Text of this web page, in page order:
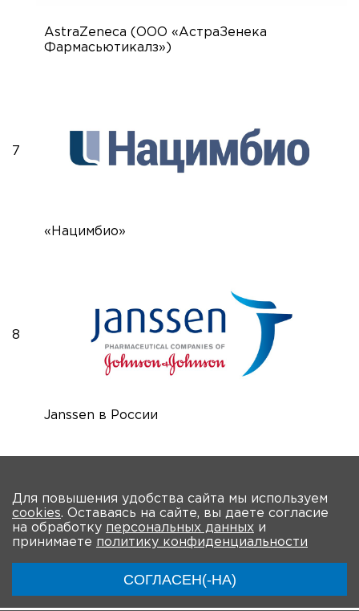
AstraZeneca (ООО «АстраЗенека
Фармасьютикалз»)
7
«Нацимбио»
8
Janssen в России
Для повышения удобства сайта мы используем
cookies. Оставаясь на сайте, вы даете согласие
на обработку персональных данных и
принимаете политику конфиденциальности
СОГЛАСЕН(-НА)
О Форуме Участники Программа